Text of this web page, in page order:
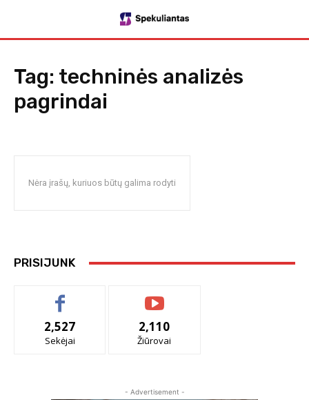
Tag: techninės analizės
pagrindai
Nėra įrašų, kuriuos būtų galima rodyti
PRISIJUNK
2,527
Sekėjai
2,110
Žiūrovai
- Advertisement -